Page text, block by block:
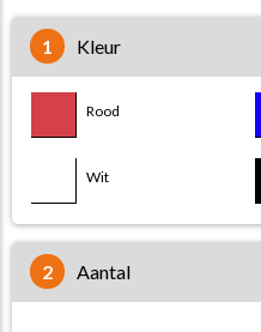
1 Kleur
Rood
Wit
2 aantal